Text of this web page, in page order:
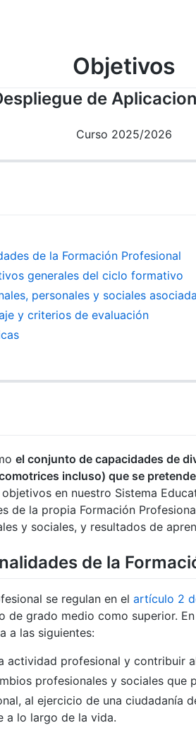
Objetivos
de
Curso 2025/2026
de la Formación Profesional
generales del ciclo formativo
personales y sociales
y criterios de evaluación
el conjunto de capacidades de
incluso) que se
en nuestro Sistema
de la propia Formación
y sociales, y resultados de
de la
se regulan en el artículo 2
grado medio como superior.
a las siguientes:
actividad profesional y contribuir
profesionales y sociales que
al ejercicio de una ciudadanía
a lo largo de la vida.